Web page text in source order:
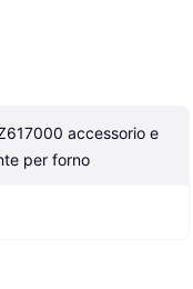
accessorio e
per forno